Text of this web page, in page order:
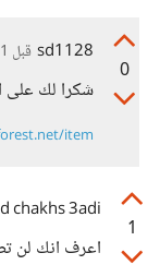
0
sd1128 قبل 11 سنةً
شكرا لك على
item...
1
chakhs 3adi
اعرف انك لن